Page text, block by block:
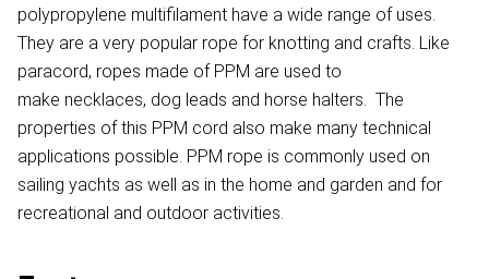
polypropylene multifilament have a wide range of uses.
They are a very popular rope for knotting and crafts. Like
paracord, ropes made of PPM are used to
make necklaces, dog leads and horse halters. The
properties of this PPM cord also make many technical
applications possible. PPM rope is commonly used on
sailing yachts as well as in the home and garden and for
recreational and outdoor activities.